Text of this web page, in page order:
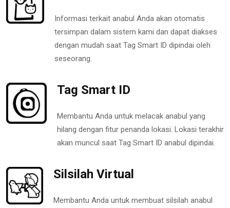
Informasi terkait anabul Anda akan otomatis
tersimpan dalam sistem kami dan dapat diakses
dengan mudah saat Tag Smart ID dipindai oleh
seseorang.
Tag Smart ID
Membantu Anda untuk melacak anabul yang
hilang dengan fitur penanda lokasi. Lokasi terakhir
akan muncul saat Tag Smart ID anabul dipindai.
Silsilah Virtual
Membantu Anda untuk membuat silsilah anabul